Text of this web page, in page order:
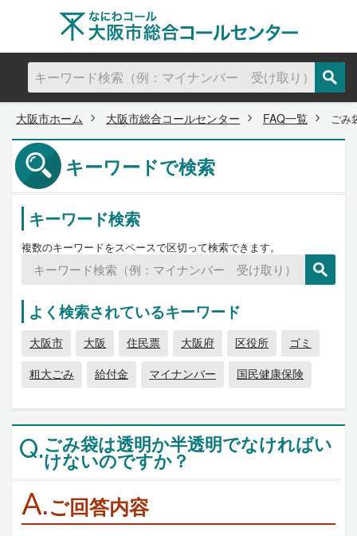
大阪市ホーム 大阪市総合コールセンター FAQ一覧 ごみ
キーワードで検索
キーワード検索
複数のキーワードをスペースで区切って検索できます。
よく検索されているキーワード
大阪市 大阪 住民票 大阪府 区役所
ゴミ
粗大ごみ
給付金 マイナンバー 国民健康保険
Q.ごみ袋は透明か半透明でなければい
けないのですか？
A.ご回答内容